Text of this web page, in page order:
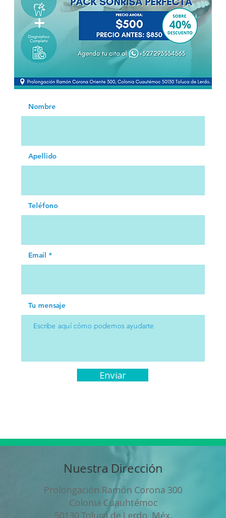
Nombre
Apellido
Teléfono
Email
Tu mensaje
Enviar
Nuestra Dirección
Prolongación Ramón Corona 300
Colonia Cuauhtémoc
50130 Toluca de Lerdo, Méx.